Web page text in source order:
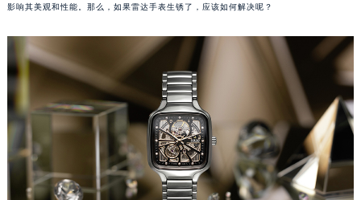
惠州市惠城区江北文昌一路7号华贸大厦写字楼1座30层05室（需提前预约）
厦门市思明区湖滨东路95号华润大厦写字楼B座11层1104室（需提前预约）
福州市鼓楼区五四路128-1号恒力城写字楼15层03室（需提前预约）
成都市锦江区人民东路6号SAC东原中心写字楼24层2406B室（需提前预约）
影响其美观和性能。那么，如果雷达手表生锈了，应该如何解决呢？